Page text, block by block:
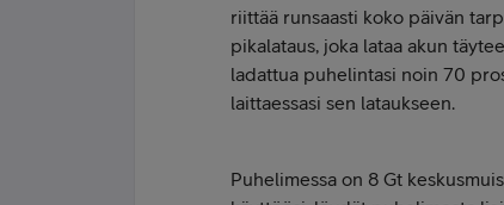
riittää runsaasti koko päivän
pikalataus, joka lataa akun
ladattua puhelintasi noin 70
laittaessasi sen lataukseen.
Puhelimessa on 8 Gt